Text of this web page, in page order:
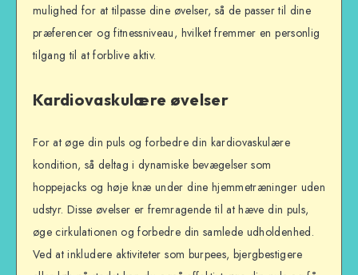
mulighed for at tilpasse dine øvelser, så de passer til dine
præferencer og fitnessniveau, hvilket fremmer en personlig
tilgang til at forblive aktiv.
Kardiovaskulære øvelser
For at øge din puls og forbedre din kardiovaskulære
kondition, så deltag i dynamiske bevægelser som
hoppejacks og høje knæ under dine hjemmetræninger uden
udstyr. Disse øvelser er fremragende til at hæve din puls,
øge cirkulationen og forbedre din samlede udholdenhed.
Ved at inkludere aktiviteter som burpees, bjergbestigere